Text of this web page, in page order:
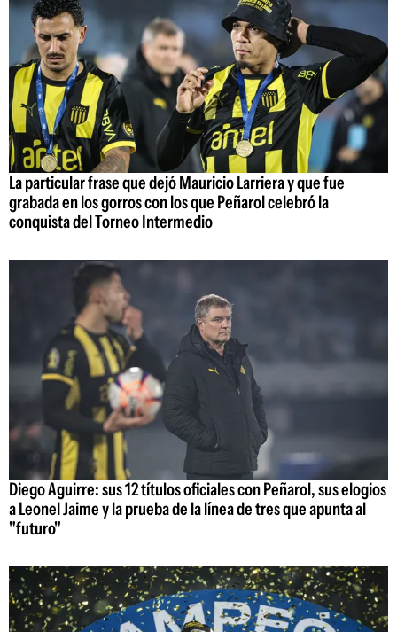
La particular frase que dejó Mauricio Larriera y que fue
grabada en los gorros con los que Peñarol celebró la
conquista del Torneo Intermedio
Diego Aguirre: sus 12 títulos oficiales con Peñarol, sus elogios
a Leonel Jaime y la prueba de la línea de tres que apunta al
"futuro"